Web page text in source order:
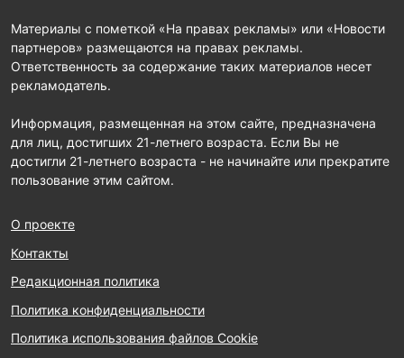
Материалы с пометкой «На правах рекламы» или «Новости
партнеров» размещаются на правах рекламы.
Ответственность за содержание таких материалов несет
рекламодатель.
Информация, размещенная на этом сайте, предназначена
для лиц, достигших 21-летнего возраста. Если Вы не
достигли 21-летнего возраста - не начинайте или прекратите
пользование этим сайтом.
О проекте
Контакты
Редакционная политика
Политика конфиденциальности
Политика использования файлов Cookie